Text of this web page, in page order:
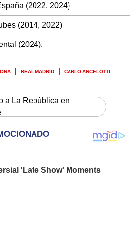
(2022, 2024)
(2014, 2022)
(2024).
REAL MADRID
CARLO ANCELOTTI
a La República en